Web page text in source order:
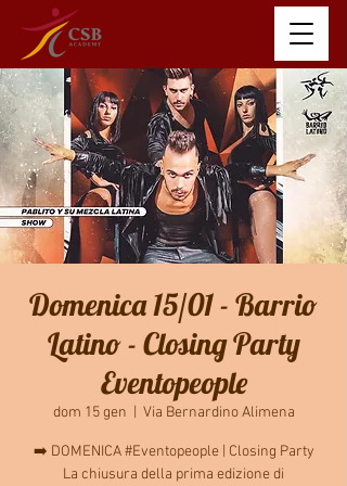
Domenica 15/01 - Barrio
Latino - Closing Party
Eventopeople
dom 15 gen Via Bernardino Alimena
➡️ DOMENICA #Eventopeople | Closing Party
La chiusura della prima edizione di